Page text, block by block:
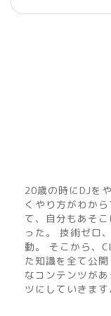
20歳の時にDJを
くやり方がわか
て、自分もあそ
った。 技術ゼロ
動。 そこから、
た知識を全て公
なコンテンツが
ツにしていきま